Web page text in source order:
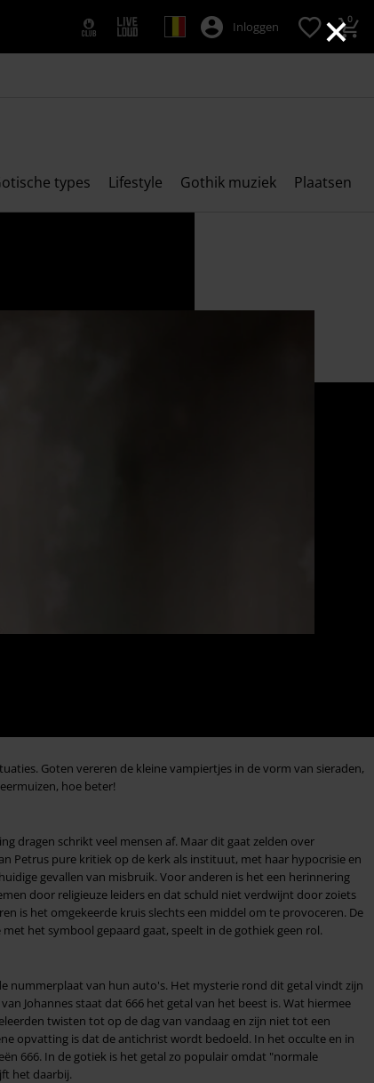
×
Inloggen 0
types Lifestyle Gothik muziek Plaatsen
Goten vereren de kleine vampiertjes in de vorm van sieraden,
hoe beter!
dragen schrikt veel mensen af. Maar dit gaat zelden over
Petrus pure kritiek op de kerk als instituut, met haar hypocrisie en
gevallen van misbruik. Voor anderen is het een herinnering
door religieuze leiders en dat schuld niet verdwijnt door zoiets
is het omgekeerde kruis slechts een middel om te provoceren. De
het symbool gepaard gaat, speelt in de gothiek geen rol.
nummerplaat van hun auto's. Het mysterie rond dit getal vindt zijn
Johannes staat dat 666 het getal van het beest is. Wat hiermee
twisten tot op de dag van vandaag en zijn niet tot een
opvatting is dat de antichrist wordt bedoeld. In het occulte en in
666. In de gotiek is het getal zo populair omdat "normale
het daarbij.